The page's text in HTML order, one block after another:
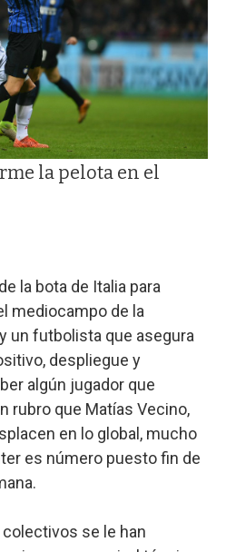
la pelota en el
la bota de Italia para
mediocampo de la
un futbolista que asegura
despliegue y
algún jugador que
rubro que Matías Vecino,
en lo global, mucho
es número puesto fin de
se le han